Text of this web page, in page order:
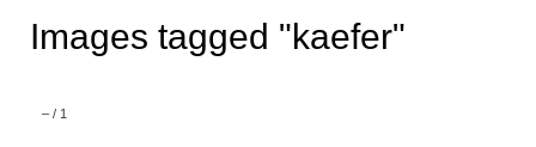
Images tagged "kaefer"
– / 1